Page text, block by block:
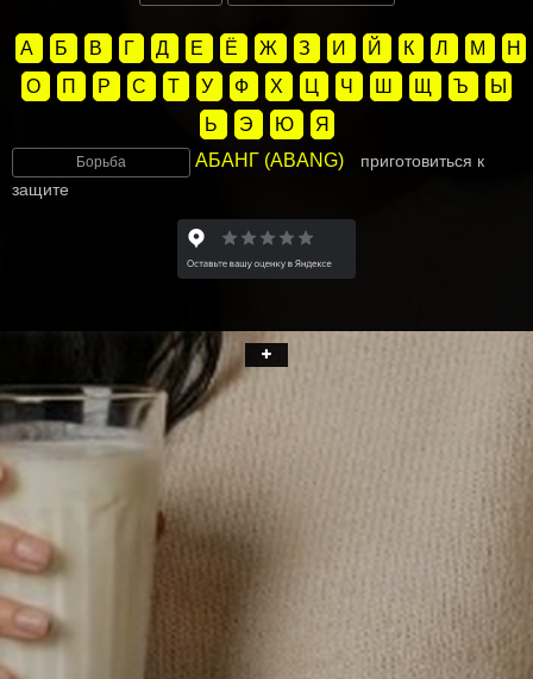
А Б В Г Д Е Ё Ж З И Й К Л М
Н
О
П Р С Т У Ф Х Ц Ч Ш Щ Ъ
Ы
Ь
Э Ю Я
Борьба АБАНГ (ABANG)
приготовиться к
защите